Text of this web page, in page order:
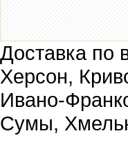
Доставка по
Херсон,
Ивано-
Сумы,